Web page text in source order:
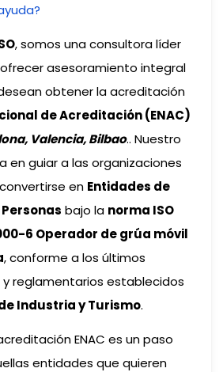
, somos una consultora líder
asesoramiento integral
obtener la acreditación
de Acreditación (ENAC)
Valencia, Bilbao.. Nuestro
en guiar a las organizaciones
en Entidades de
bajo la norma ISO
6 Operador de grúa móvil
, conforme a los últimos
reglamentarios establecidos
Industria y Turismo.
ENAC es un paso
entidades que quieren